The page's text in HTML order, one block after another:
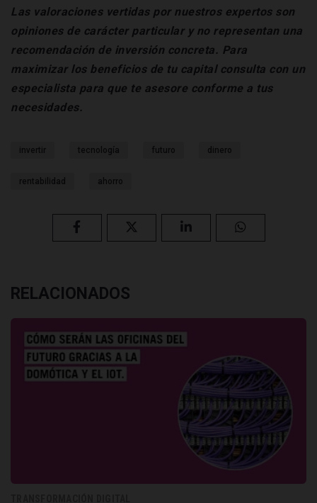
Las valoraciones vertidas por nuestros expertos son
opiniones de carácter particular y no representan una
recomendación de inversión concreta. Para
maximizar los beneficios de tu capital consulta con un
especialista para que te asesore conforme a tus
necesidades.
invertir tecnología futuro dinero
rentabilidad ahorro
RELACIONADOS